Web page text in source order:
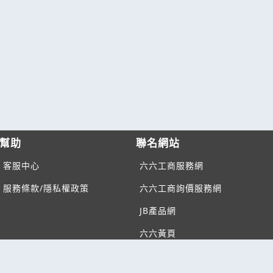
幫助
客服中心
服務條款/隱私權政策
聯名網站
六六工商服務網
六六工商詢價服務網
JB產品網
六六黃頁